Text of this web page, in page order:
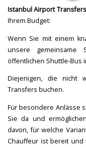
Istanbul Airport Transfers
Ihrem Budget:
Wenn Sie mit einem
unsere gemeinsame
öffentlichen Shuttle-Bus
Diejenigen, die nicht
Transfers buchen.
Für besondere Anlässe
Sie da und
davon, für welche
Chauffeur ist bereit